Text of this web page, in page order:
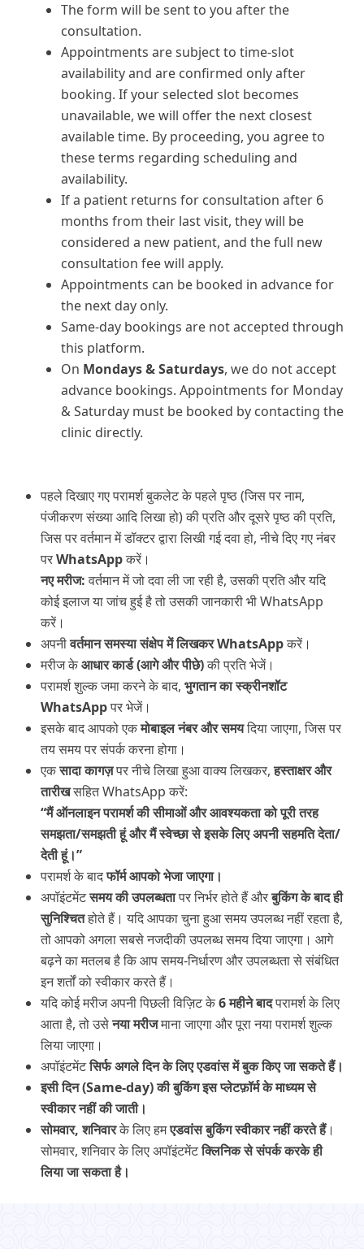
The form will be sent to you after the
consultation.
Appointments are subject to time-slot
availability and are confirmed only after
booking. If your selected slot becomes
unavailable, we will offer the next closest
available time. By proceeding, you agree to
these terms regarding scheduling and
availability.
If a patient returns for consultation after 6
months from their last visit, they will be
considered a new patient, and the full new
consultation fee will apply.
Appointments can be booked in advance for
the next day only.
Same-day bookings are not accepted through
this platform.
On Mondays & Saturdays, we do not accept
advance bookings. Appointments for Monday
& Saturday must be booked by contacting the
clinic directly.
पहले दिखाए गए परामर्श बुकलेट के पहले पृष्ठ (जिस पर नाम,
पंजीकरण संख्या आदि लिखा हो) की प्रति और दूसरे पृष्ठ की प्रति,
जिस पर वर्तमान में डॉक्टर द्वारा लिखी गई दवा हो, नीचे दिए गए नंबर
परWhatsAppकरें।
नएमरीज:वर्तमान में जो दवा ली जा रही है, उसकी प्रति और यदि
कोई इलाज या जांच हुई है तो उसकी जानकारी भी WhatsApp
करें।
अपनीवर्तमानसमस्यासंक्षेपमेंलिखकरWhatsAppकरें।
मरीज केआधारकार्ड(आगेऔरपीछे)की प्रति भेजें।
परामर्श शुल्क जमा करने के बाद, भुगतानकास्क्रीनशॉट
WhatsAppपर भेजें।
इसके बाद आपको एकमोबाइलनंबरऔरसमयदिया जाएगा, जिस पर
तय समय पर संपर्क करना होगा।
एकसादाकागज़पर नीचे लिखा हुआ वाक्य लिखकर,हस्ताक्षरऔर
तारीखसहित WhatsApp करें:
“मैंऑनलाइनपरामर्शकीसीमाओंऔरआवश्यकताकोपूरीतरह
समझता/समझतीहूंऔरमैंस्वेच्छासेइसकेलिएअपनीसहमतिदेता/
देतीहूं।”
परामर्श के बादफॉर्मआपकोभेजाजाएगा।
अपॉइंटमेंटसमयकीउपलब्धतापर निर्भर होते हैं औरबुकिंगकेबादही
सुनिश्चितहोते हैं। यदि आपका चुना हुआ समय उपलब्ध नहीं रहता है,
तो आपको अगला सबसे नजदीकी उपलब्ध समय दिया जाएगा। आगे
बढ़ने का मतलब है कि आप समय-निर्धारण और उपलब्धता से संबंधित
इन शर्तों को स्वीकार करते हैं।
यदि कोई मरीज अपनी पिछली विज़िट के6महीनेबादपरामर्श के लिए
आता है, तो उसेनयामरीजमाना जाएगा और पूरा नया परामर्श शुल्क
लिया जाएगा।
अपॉइंटमेंटसिर्फअगलेदिनकेलिएएडवांसमेंबुककिएजासकतेहैं।
इसीदिन(Same-day)कीबुकिंगइसप्लेटफ़ॉर्मकेमाध्यमसे
स्वीकारनहींकीजाती।
सोमवार, शनिवारके लिए हमएडवांस बुकिंग स्वीकार नहीं करते हैं।
सोमवार, शनिवार के लिए अपॉइंटमेंटक्लिनिक से संपर्क करके ही
लिया जा सकता है।